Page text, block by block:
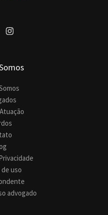
uso
advogado